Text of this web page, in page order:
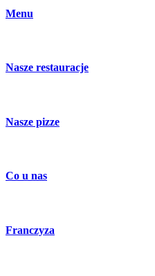
Menu
Nasze restauracje
Nasze pizze
Co u nas
Franczyza